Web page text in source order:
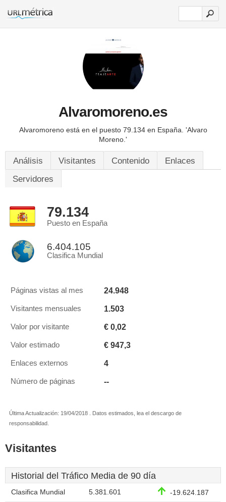
Alvaromoreno.es
Alvaromoreno está en el puesto 79.134 en España. 'Alvaro
Moreno.'
Análisis Visitantes Contenido
Enlaces
Servidores
79.134
Puesto en España
6.404.105
Clasifica Mundial
Páginas vistas al mes 24.948
Visitantes mensuales 1.503
Valor por visitante € 0,02
Valor estimado € 947,3
Enlaces externos 4
Número de páginas --
Última Actualización: 19/04/2018 . Datos estimados, lea el descargo de
responsabilidad.
Visitantes
Historial del Tráfico Media de 90 día
Clasifica Mundial 5.381.601 -19.624.187